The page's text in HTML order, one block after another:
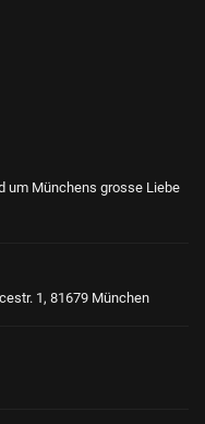
um Münchens grosse Liebe
1, 81679 München